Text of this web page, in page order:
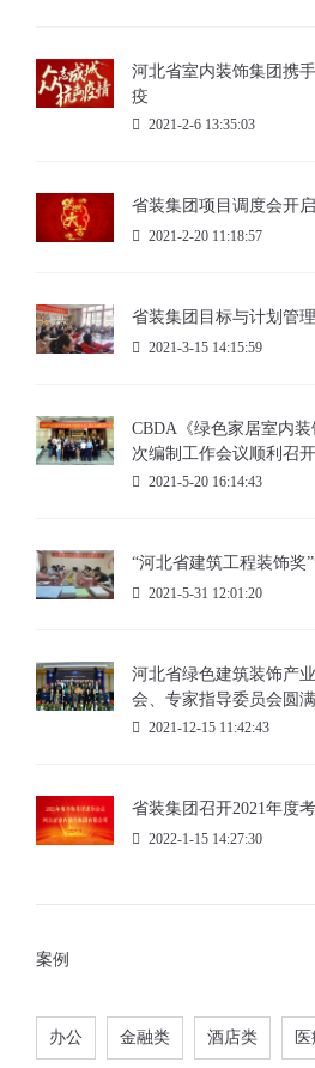
河北省室内装饰集团携
疫
2021-2-6 13:35:03
省装集团项目调度会开
2021-2-20 11:18:57
省装集团目标与计划管理
2021-3-15 14:15:59
CBDA《绿色家居室内
次编制工作会议顺利召开
2021-5-20 16:14:43
“河北省建筑工程装饰奖
2021-5-31 12:01:20
河北省绿色建筑装饰产
会、专家指导委员会圆满
2021-12-15 11:42:43
省装集团召开2021年度
2022-1-15 14:27:30
案例
办公 金融类 酒店类